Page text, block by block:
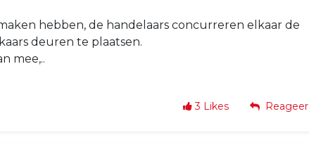
hebben, de handelaars concurreren elkaar de
deuren te plaatsen.
mee,..
3 Likes Reageer